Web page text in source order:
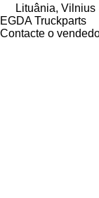
Lituânia, Vilnius
EGDA Truckparts
Contacte o